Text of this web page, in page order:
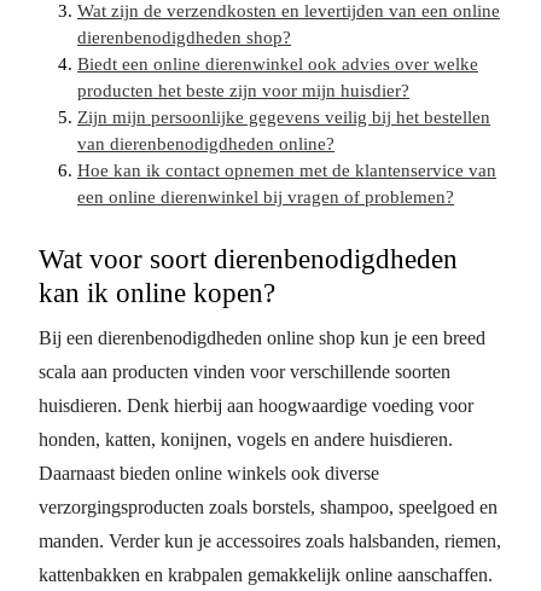
Wat zijn de verzendkosten en levertijden van een online
dierenbenodigdheden shop?
Biedt een online dierenwinkel ook advies over welke
producten het beste zijn voor mijn huisdier?
Zijn mijn persoonlijke gegevens veilig bij het bestellen
van dierenbenodigdheden online?
Hoe kan ik contact opnemen met de klantenservice van
een online dierenwinkel bij vragen of problemen?
Wat voor soort dierenbenodigdheden
kan ik online kopen?
Bij een dierenbenodigdheden online shop kun je een breed
scala aan producten vinden voor verschillende soorten
huisdieren. Denk hierbij aan hoogwaardige voeding voor
honden, katten, konijnen, vogels en andere huisdieren.
Daarnaast bieden online winkels ook diverse
verzorgingsproducten zoals borstels, shampoo, speelgoed en
manden. Verder kun je accessoires zoals halsbanden, riemen,
kattenbakken en krabpalen gemakkelijk online aanschaffen.